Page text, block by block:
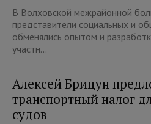
В Волховской межрайонной
представители социальных и
обменялись опытом и
участн...
Алексей Брицун
транспортный налог
судов